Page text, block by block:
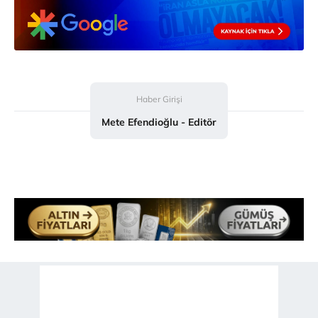
gösterilmeyecektir."
Sizlere daha iyi bir hizmet sunabilmek için İnternet
verileriniz işlenmekte olup gerekli olan çerezler bilgi
toplumu hizmetlerinin sunulması amacıyla
kullanılmaktadır. Diğer çerezler, sitemizin daha işlevsel
Çerezlere ilişkin tercihlerinizi aşağıda yer alan panel
vasıtasıyla belirleyebilirsiniz. Çerezlere ilişkin detaylı bilgi
Haber Girişi
Mete Efendioğlu - Editör